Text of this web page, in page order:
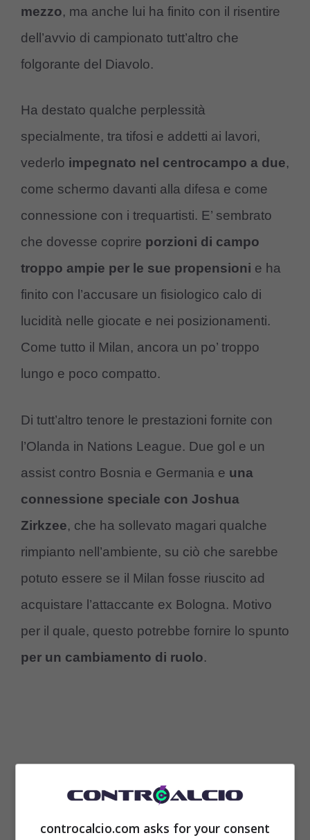
mezzo, ma anche lui ha finito con il risentire
dell’avvio di campionato tutt’altro che
folgorante del Diavolo.
Ha destato qualche perplessità
specialmente, tra tifosi e addetti ai lavori,
vederlo impegnato nel centrocampo a due,
come schermo davanti alla difesa e come
connessione con i trequartisti. E’ sembrato
che dovesse coprire porzioni di campo
troppo ampie per le sue propensioni e ha
finito con l’accusare un fisiologico calo di
lucidità nelle giocate e nei posizionamenti.
Come tutto il Milan, ancora un po’ troppo
lungo e poco compatto.
Di tutt’altro tenore le prestazioni fornite con
l’Olanda in Nations League. Due gol e un
assist contro Bosnia e Germania e una
connessione speciale con Joshua
Zirkzee, che ha sollevato magari qualche
rimpianto nell’ambiente, su ciò che sarebbe
potuto essere se il Milan fosse riuscito ad
acquistare l’attaccante ex Bologna. Motivo
per il quale, questo potrebbe fornire lo spunto
per un cambiamento di ruolo.
controcalcio.com asks for your consent